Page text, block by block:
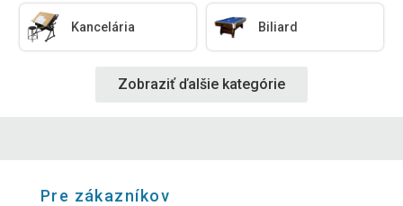
Kancelária Biliard
Zobraziť ďalšie kategórie
Pre zákazníkov